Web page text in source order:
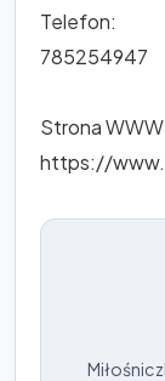
Telefon:
785254947
Strona
https://